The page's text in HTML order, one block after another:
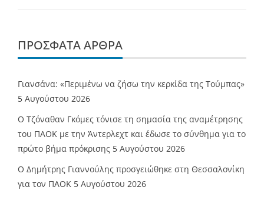
ΠΡΌΣΦΑΤΑ ΆΡΘΡΑ
Γιανσάνα: «Περιμένω να ζήσω την κερκίδα της Τούμπας»
5 Αυγούστου 2026
Ο Τζόναθαν Γκόμες τόνισε τη σημασία της αναμέτρησης
του ΠΑΟΚ με την Άντερλεχτ και έδωσε το σύνθημα για το
πρώτο βήμα πρόκρισης 5 Αυγούστου 2026
Ο Δημήτρης Γιαννούλης προσγειώθηκε στη Θεσσαλονίκη
για τον ΠΑΟΚ 5 Αυγούστου 2026